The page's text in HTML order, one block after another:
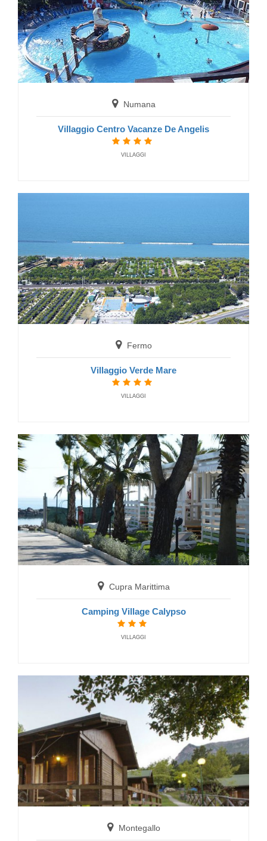
Numana
Villaggio Centro Vacanze De Angelis
VILLAGGI
Fermo
Villaggio Verde Mare
VILLAGGI
Cupra Marittima
Camping Village Calypso
VILLAGGI
Montegallo